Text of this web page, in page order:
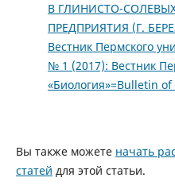
В ГЛИНИСТО-
ПРЕДПРИЯТИЯ (Г.
Вестник Пермского
№ 1 (2017): Вестник
«Биология»=Bulletin
Вы также можете начать
статей для этой статьи.